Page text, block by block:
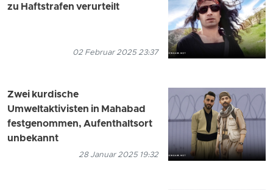
zu Haftstrafen verurteilt
02 Februar 2025 23:37
Zwei kurdische
Umweltaktivisten in Mahabad
festgenommen, Aufenthaltsort
unbekannt
28 Januar 2025 19:32